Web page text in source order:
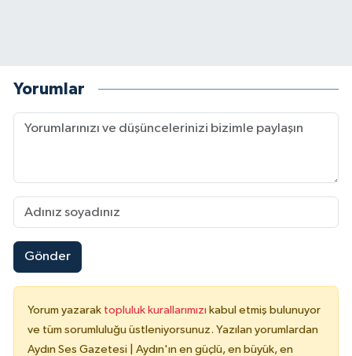
Yorumlar
Gönder
Yorum yazarak topluluk kurallarımızı kabul etmiş bulunuyor
ve tüm sorumluluğu üstleniyorsunuz. Yazılan yorumlardan
Aydın Ses Gazetesi | Aydın'ın en güçlü, en büyük, en